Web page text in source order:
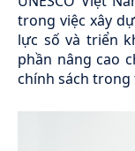
trong việc xây
lực số và triển
phần nâng cao
chính sách